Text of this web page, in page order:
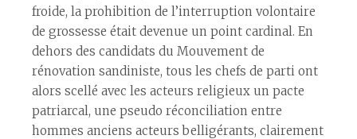
froide, la prohibition de l’interruption volontaire
de grossesse était devenue un point cardinal. En
dehors des candidats du Mouvement de
rénovation sandiniste, tous les chefs de parti ont
alors scellé avec les acteurs religieux un pacte
patriarcal, une pseudo réconciliation entre
hommes anciens acteurs belligérants, clairement